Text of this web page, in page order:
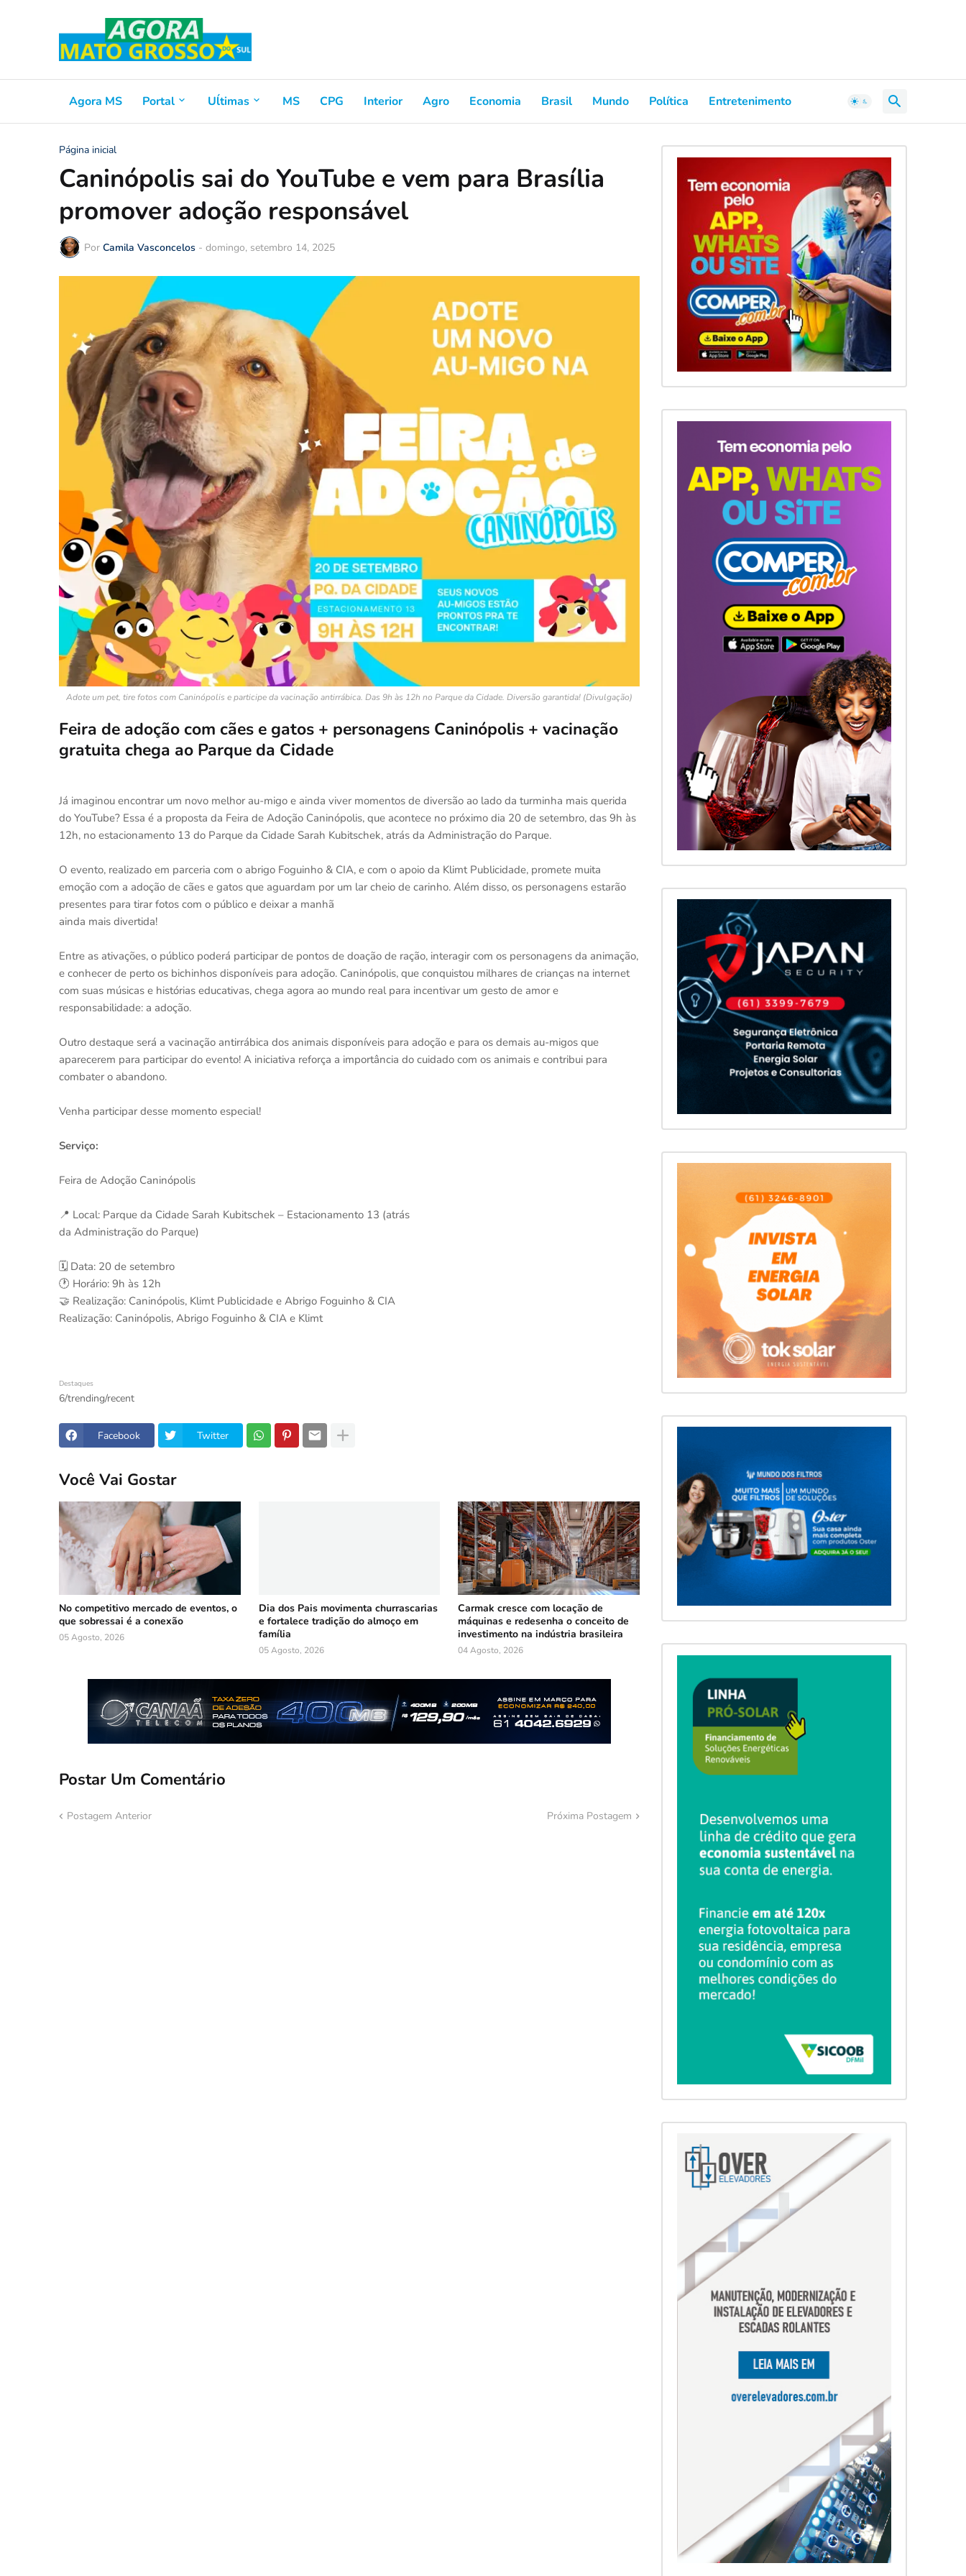
Agora MS Portal Uĺtimas MS CPG Interior Agro Economia Brasil Mundo Política Entretenimento
Página inicial
Caninópolis sai do YouTube e vem para Brasília
promover adoção responsável
Por Camila Vasconcelos - domingo, setembro 14, 2025
Adote um pet, tire fotos com Caninópolis e participe da vacinação antirrábica. Das 9h às 12h no Parque da Cidade. Diversão garantida! (Divulgação)
Feira de adoção com cães e gatos + personagens Caninópolis + vacinação
gratuita chega ao Parque da Cidade
Já imaginou encontrar um novo melhor au-migo e ainda viver momentos de diversão ao lado da turminha mais querida
do YouTube? Essa é a proposta da Feira de Adoção Caninópolis, que acontece no próximo dia 20 de setembro, das 9h às
12h, no estacionamento 13 do Parque da Cidade Sarah Kubitschek, atrás da Administração do Parque.
O evento, realizado em parceria com o abrigo Foguinho & CIA, e com o apoio da Klimt Publicidade, promete muita
emoção com a adoção de cães e gatos que aguardam por um lar cheio de carinho. Além disso, os personagens estarão
presentes para tirar fotos com o público e deixar a manhã
ainda mais divertida!
Entre as ativações, o público poderá participar de pontos de doação de ração, interagir com os personagens da animação,
e conhecer de perto os bichinhos disponíveis para adoção. Caninópolis, que conquistou milhares de crianças na internet
com suas músicas e histórias educativas, chega agora ao mundo real para incentivar um gesto de amor e
responsabilidade: a adoção.
Outro destaque será a vacinação antirrábica dos animais disponíveis para adoção e para os demais au-migos que
aparecerem para participar do evento! A iniciativa reforça a importância do cuidado com os animais e contribui para
combater o abandono.
Venha participar desse momento especial!
Serviço:
Feira de Adoção Caninópolis
📍 Local: Parque da Cidade Sarah Kubitschek – Estacionamento 13 (atrás
da Administração do Parque)
🗓️ Data: 20 de setembro
🕐 Horário: 9h às 12h
🤝 Realização: Caninópolis, Klimt Publicidade e Abrigo Foguinho & CIA
Realização: Caninópolis, Abrigo Foguinho & CIA e Klimt
Destaques
6/trending/recent
Facebook Twitter
Você Vai Gostar
No competitivo mercado de eventos, o
que sobressai é a conexão
05 Agosto, 2026
Dia dos Pais movimenta churrascarias
e fortalece tradição do almoço em
família
05 Agosto, 2026
Carmak cresce com locação de
máquinas e redesenha o conceito de
investimento na indústria brasileira
04 Agosto, 2026
Postar Um Comentário
Postagem Anterior Próxima Postagem